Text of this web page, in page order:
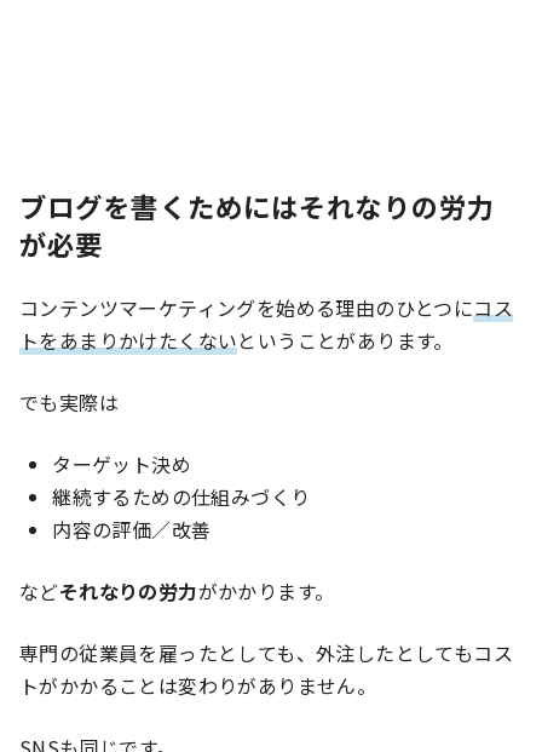
ブログを書くためにはそれなりの労力
が必要
コンテンツマーケティングを始める理由のひとつにコス
トをあまりかけたくないということがあります。
でも実際は
ターゲット決め
継続するための仕組みづくり
内容の評価／改善
などそれなりの労力がかかります。
専門の従業員を雇ったとしても、外注したとしてもコス
トがかかることは変わりがありません。